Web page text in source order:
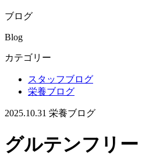
ブログ
Blog
カテゴリー
スタッフブログ
栄養ブログ
2025.10.31 栄養ブログ
グルテンフリー